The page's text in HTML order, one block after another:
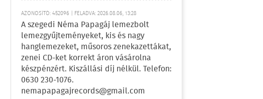
AZONOSÍTÓ: 452096 | FELADVA: 2026.08.06, 13:28
A szegedi Néma Papagáj lemezbolt
lemezgyűjteményeket, kis és nagy
hanglemezeket, műsoros zenekazettákat,
zenei CD-ket korrekt áron vásárolna
készpénzért. Kiszállási díj nélkül. Telefon:
0630 230-1076.
nemapapagajrecords@gmail.com